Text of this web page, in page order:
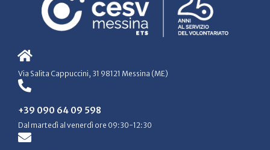
Via Salita Cappuccini, 31 98121 Messina (ME)
+39 090 64 09 598
Dal martedì al venerdì ore 09:30-12:30